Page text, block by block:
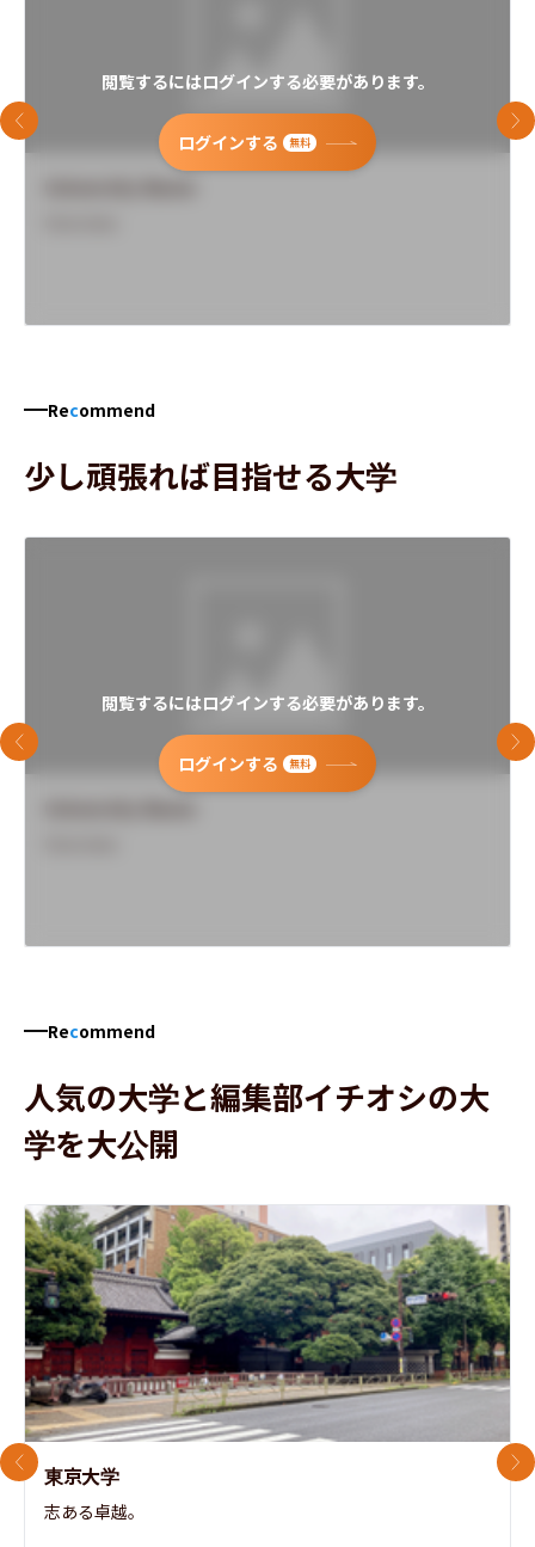
閲覧するにはログインする必要があります。
ログインする 無料
前のスライド 次
Recommend
少し頑張れば目指せる大学
閲覧するにはログインする必要があります。
ログインする 無料
前のスライド 次
Recommend
人気の大学と編集部イチオシの大
学を大公開
東京大学
志ある卓越。
前のスライド 次